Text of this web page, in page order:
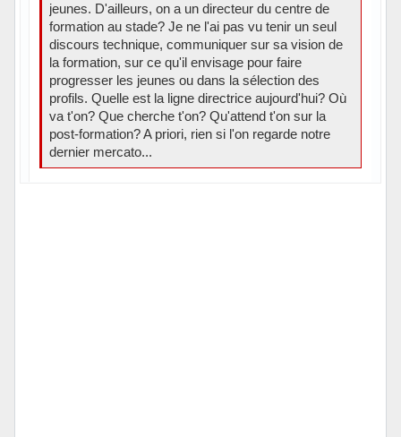
jeunes. D'ailleurs, on a un directeur du centre de
formation au stade? Je ne l'ai pas vu tenir un seul
discours technique, communiquer sur sa vision de
la formation, sur ce qu'il envisage pour faire
progresser les jeunes ou dans la sélection des
profils. Quelle est la ligne directrice aujourd'hui? Où
va t'on? Que cherche t'on? Qu'attend t'on sur la
post-formation? A priori, rien si l'on regarde notre
dernier mercato...